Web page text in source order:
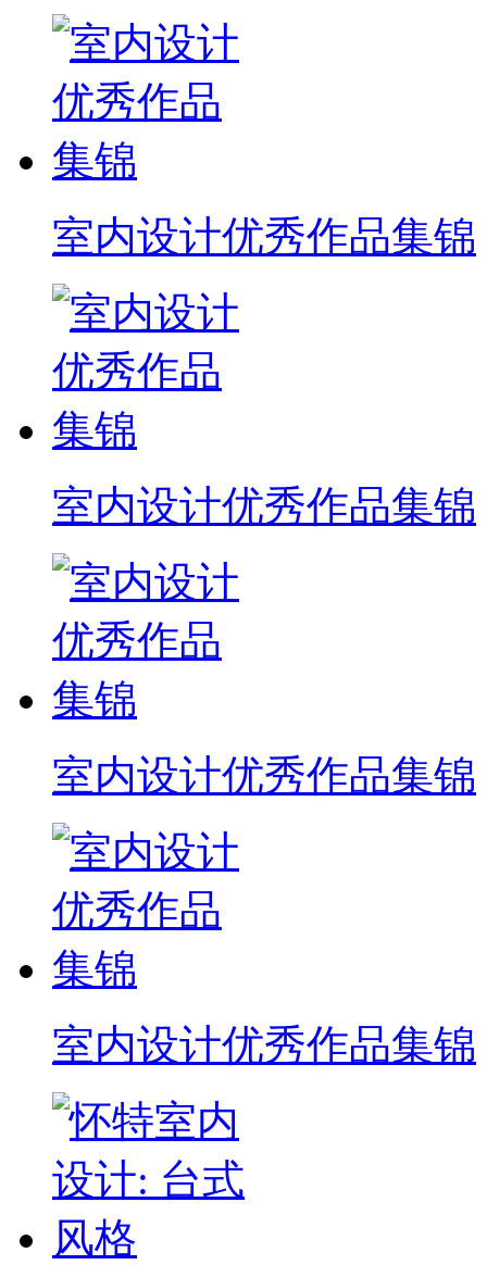
室内设计优秀作品集锦
室内设计优秀作品集锦
室内设计优秀作品集锦
室内设计优秀作品集锦